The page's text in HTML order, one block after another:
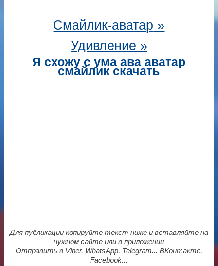
Смайлик-аватар »
Удивление »
Я схожу с ума ава аватар
смайлик скачать
Для публикации копируйте текст ниже и вставляйте на
нужном сайте или в приложении
Отправить в Viber, WhatsApp, Telegram... ВКонтакте,
Facebook...